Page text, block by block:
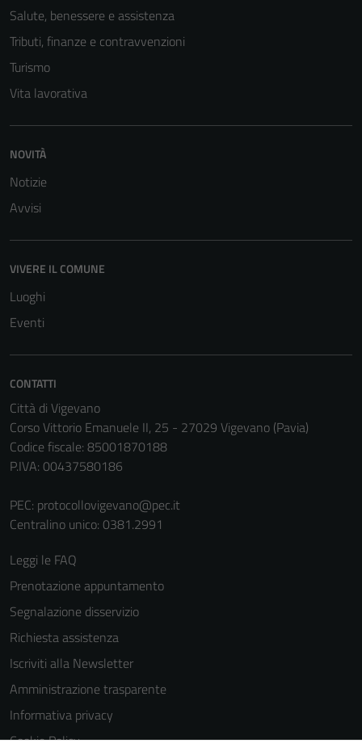
Salute, benessere e assistenza
Tributi, finanze e contravvenzioni
Turismo
Vita lavorativa
NOVITÀ
Notizie
Avvisi
VIVERE IL COMUNE
Luoghi
Eventi
CONTATTI
Città di Vigevano
Corso Vittorio Emanuele II, 25 - 27029 Vigevano (Pavia)
Codice fiscale: 85001870188
P.IVA: 00437580186
PEC: protocollovigevano@pec.it
Centralino unico: 0381.2991
Leggi le FAQ
Prenotazione appuntamento
Segnalazione disservizio
Richiesta assistenza
Iscriviti alla Newsletter
Amministrazione trasparente
Informativa privacy
per il
Questi cookie